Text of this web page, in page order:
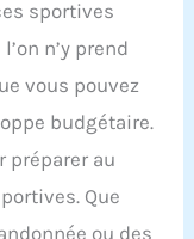
sportives
n’y prend
vous pouvez
budgétaire.
préparer au
Que
ou des